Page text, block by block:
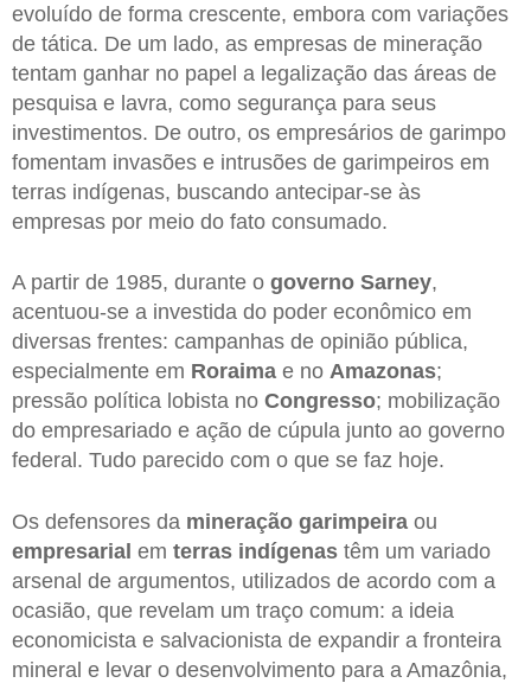
evoluído de forma crescente, embora com variações
de tática. De um lado, as empresas de mineração
tentam ganhar no papel a legalização das áreas de
pesquisa e lavra, como segurança para seus
investimentos. De outro, os empresários de garimpo
fomentam invasões e intrusões de garimpeiros em
terras indígenas, buscando antecipar-se às
empresas por meio do fato consumado.
A partir de 1985, durante o governo Sarney,
acentuou-se a investida do poder econômico em
diversas frentes: campanhas de opinião pública,
especialmente em Roraima e no Amazonas;
pressão política lobista no Congresso; mobilização
do empresariado e ação de cúpula junto ao governo
federal. Tudo parecido com o que se faz hoje.
Os defensores da mineração garimpeira ou
empresarial em terras indígenas têm um variado
arsenal de argumentos, utilizados de acordo com a
ocasião, que revelam um traço comum: a ideia
economicista e salvacionista de expandir a fronteira
mineral e levar o desenvolvimento para a Amazônia,